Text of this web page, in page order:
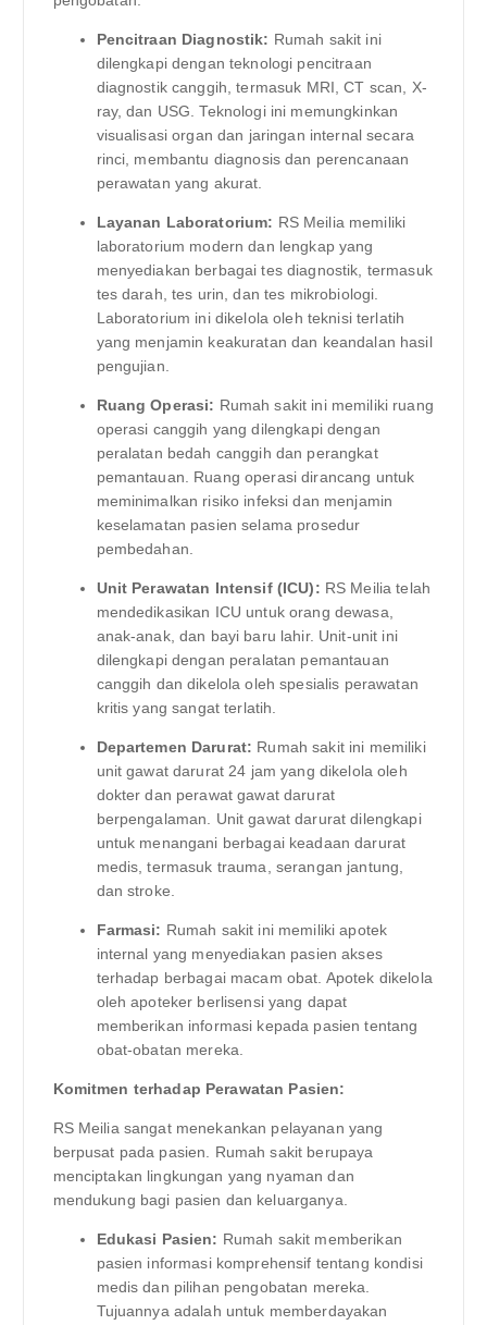
Pencitraan Diagnostik: Rumah sakit ini
dilengkapi dengan teknologi pencitraan
diagnostik canggih, termasuk MRI, CT scan, X-
ray, dan USG. Teknologi ini memungkinkan
visualisasi organ dan jaringan internal secara
rinci, membantu diagnosis dan perencanaan
perawatan yang akurat.
Layanan Laboratorium: RS Meilia memiliki
laboratorium modern dan lengkap yang
menyediakan berbagai tes diagnostik, termasuk
tes darah, tes urin, dan tes mikrobiologi.
Laboratorium ini dikelola oleh teknisi terlatih
yang menjamin keakuratan dan keandalan hasil
pengujian.
Ruang Operasi: Rumah sakit ini memiliki ruang
operasi canggih yang dilengkapi dengan
peralatan bedah canggih dan perangkat
pemantauan. Ruang operasi dirancang untuk
meminimalkan risiko infeksi dan menjamin
keselamatan pasien selama prosedur
pembedahan.
Unit Perawatan Intensif (ICU): RS Meilia telah
mendedikasikan ICU untuk orang dewasa,
anak-anak, dan bayi baru lahir. Unit-unit ini
dilengkapi dengan peralatan pemantauan
canggih dan dikelola oleh spesialis perawatan
kritis yang sangat terlatih.
Departemen Darurat: Rumah sakit ini memiliki
unit gawat darurat 24 jam yang dikelola oleh
dokter dan perawat gawat darurat
berpengalaman. Unit gawat darurat dilengkapi
untuk menangani berbagai keadaan darurat
medis, termasuk trauma, serangan jantung,
dan stroke.
Farmasi: Rumah sakit ini memiliki apotek
internal yang menyediakan pasien akses
terhadap berbagai macam obat. Apotek dikelola
oleh apoteker berlisensi yang dapat
memberikan informasi kepada pasien tentang
obat-obatan mereka.
Komitmen terhadap Perawatan Pasien:
RS Meilia sangat menekankan pelayanan yang
berpusat pada pasien. Rumah sakit berupaya
menciptakan lingkungan yang nyaman dan
mendukung bagi pasien dan keluarganya.
Edukasi Pasien: Rumah sakit memberikan
pasien informasi komprehensif tentang kondisi
medis dan pilihan pengobatan mereka.
Tujuannya adalah untuk memberdayakan